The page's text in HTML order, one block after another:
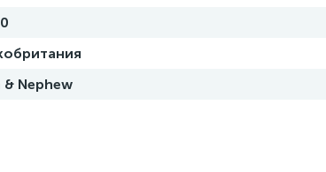
& Nephew